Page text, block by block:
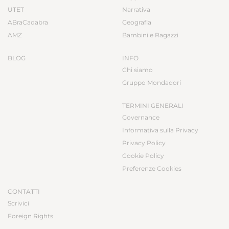
UTET
ABraCadabra
AMZ
BLOG
Narrativa
Geografia
Bambini e Ragazzi
INFO
Chi siamo
Gruppo Mondadori
TERMINI GENERALI
Governance
Informativa sulla Privacy
Privacy Policy
Cookie Policy
Preferenze Cookies
CONTATTI
Scrivici
Foreign Rights